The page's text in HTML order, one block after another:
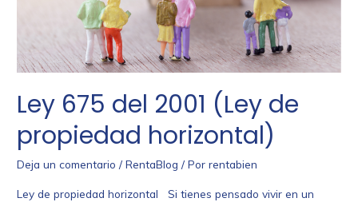
Ley 675 del 2001 (Ley de
propiedad horizontal)
Deja un comentario /RentaBlog / Porrentabien
Ley de propiedad horizontal Si tienes pensado vivir en un